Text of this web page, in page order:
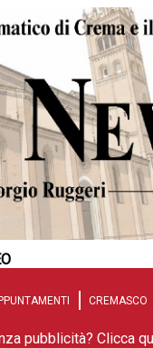
CREMASCO
pubblicità? Clicca